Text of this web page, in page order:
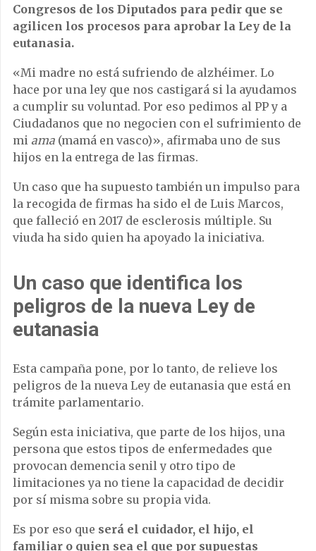
Congresos de los Diputados para pedir que se
agilicen los procesos para aprobar la Ley de la
eutanasia.
«Mi madre no está sufriendo de alzhéimer. Lo
hace por una ley que nos castigará si la ayudamos
a cumplir su voluntad. Por eso pedimos al PP y a
Ciudadanos que no negocien con el sufrimiento de
mi ama (mamá en vasco)», afirmaba uno de sus
hijos en la entrega de las firmas.
Un caso que ha supuesto también un impulso para
la recogida de firmas ha sido el de Luis Marcos,
que falleció en 2017 de esclerosis múltiple. Su
viuda ha sido quien ha apoyado la iniciativa.
Un caso que identifica los
peligros de la nueva Ley de
eutanasia
Esta campaña pone, por lo tanto, de relieve los
peligros de la nueva Ley de eutanasia que está en
trámite parlamentario.
Según esta iniciativa, que parte de los hijos, una
persona que estos tipos de enfermedades que
provocan demencia senil y otro tipo de
limitaciones ya no tiene la capacidad de decidir
por sí misma sobre su propia vida.
Es por eso que será el cuidador, el hijo, el
familiar o quien sea el que por supuestas